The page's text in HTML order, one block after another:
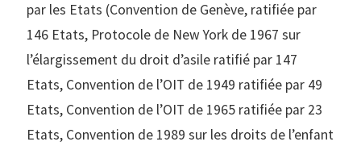
par les Etats (Convention de Genève, ratifiée par
146 Etats, Protocole de New York de 1967 sur
l’élargissement du droit d’asile ratifié par 147
Etats, Convention de l’OIT de 1949 ratifiée par 49
Etats, Convention de l’OIT de 1965 ratifiée par 23
Etats, Convention de 1989 sur les droits de l’enfant